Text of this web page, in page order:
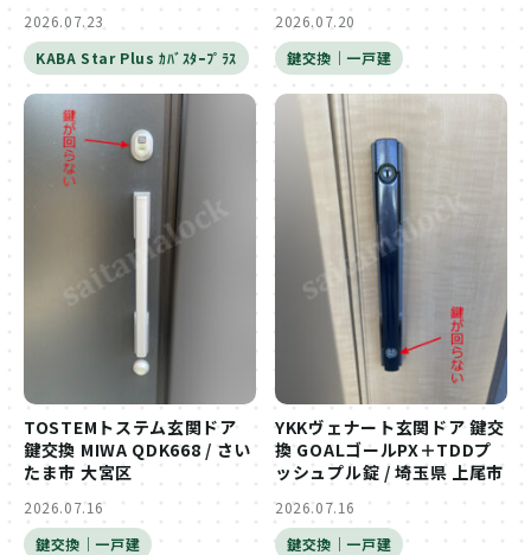
2026.07.23
KABA Star Plus ｶﾊﾞｽﾀｰﾌﾟﾗｽ
2026.07.20
鍵交換｜一戸建
TOSTEMトステム玄関ドア
鍵交換 MIWA QDK668 / さい
たま市 大宮区
2026.07.16
鍵交換｜一戸建
YKKヴェナート玄関ドア 鍵交
換 GOALゴールPX＋TDDプ
ッシュプル錠 / 埼玉県 上尾市
2026.07.16
鍵交換｜一戸建